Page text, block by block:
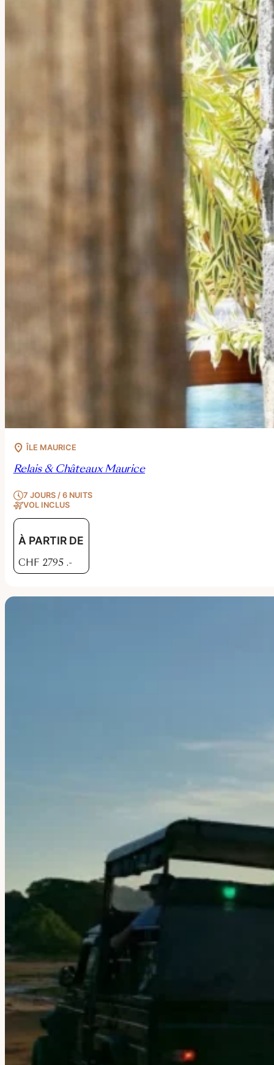
ÎLE MAURICE
Relais & Châteaux Maurice
7 JOURS / 6 NUITS
VOL INCLUS
À PARTIR DE
CHF 2795 .-